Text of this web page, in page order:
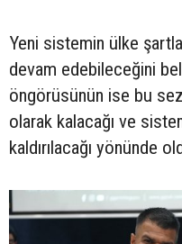
Yeni sistemin ülke
devam edebileceğini
öngörüsünün ise bu
olarak kalacağı ve
kaldırılacağı yönünde